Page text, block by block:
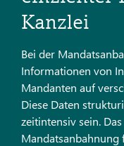
Kanzlei
Bei der
Informationen von
Mandanten auf
Diese Daten
zeitintensiv sein.
Mandatsanbahnung